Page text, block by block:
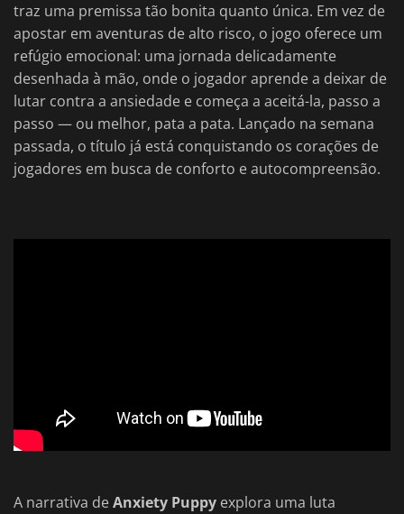
traz uma premissa tão bonita quanto única. Em vez de
apostar em aventuras de alto risco, o jogo oferece um
refúgio emocional: uma jornada delicadamente
desenhada à mão, onde o jogador aprende a deixar de
lutar contra a ansiedade e começa a aceitá-la, passo a
passo — ou melhor, pata a pata. Lançado na semana
passada, o título já está conquistando os corações de
jogadores em busca de conforto e autocompreensão.
A narrativa deAnxiety Puppy explora uma luta